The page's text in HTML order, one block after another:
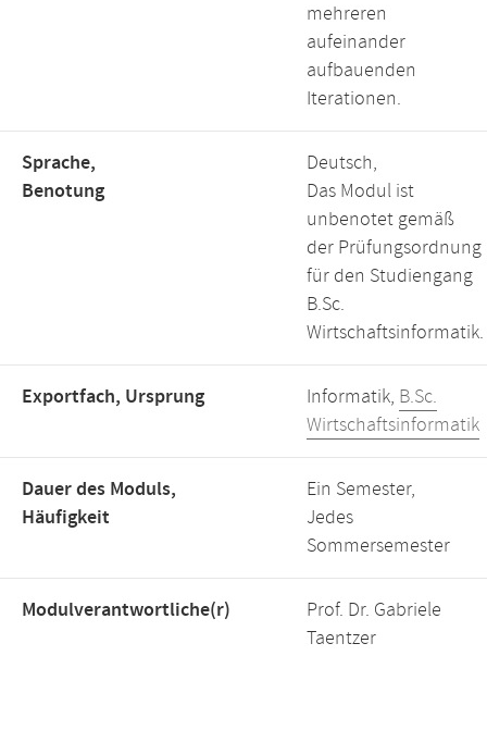
mehreren
aufeinander
aufbauenden
Iterationen.
Sprache,
Benotung
Deutsch,
Das Modul ist
unbenotet gemäß
der Prüfungsordnung
für den Studiengang
B.Sc.
Wirtschaftsinformatik.
Exportfach, Ursprung Informatik, B.Sc.
Wirtschaftsinformatik
Dauer des Moduls,
Häufigkeit
Ein Semester,
Jedes
Sommersemester
Modulverantwortliche(r)
Prof. Dr. Gabriele
Taentzer